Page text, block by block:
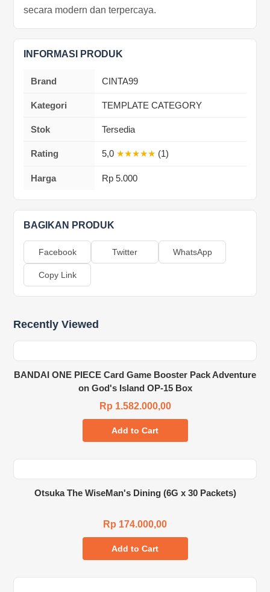
secara modern dan terpercaya.
INFORMASI PRODUK
Brand CINTA99
Kategori TEMPLATE CATEGORY
Stok Tersedia
Rating 5,0 ★★★★★ (1)
Harga Rp 5.000
BAGIKAN PRODUK
Facebook Twitter WhatsApp
Copy Link
Recently Viewed
BANDAI ONE PIECE Card Game Booster Pack Adventure
on God's Island OP-15 Box
Rp 1.582.000,00
Add to Cart
Otsuka The WiseMan's Dining (6G x 30 Packets)
Rp 174.000,00
Add to Cart